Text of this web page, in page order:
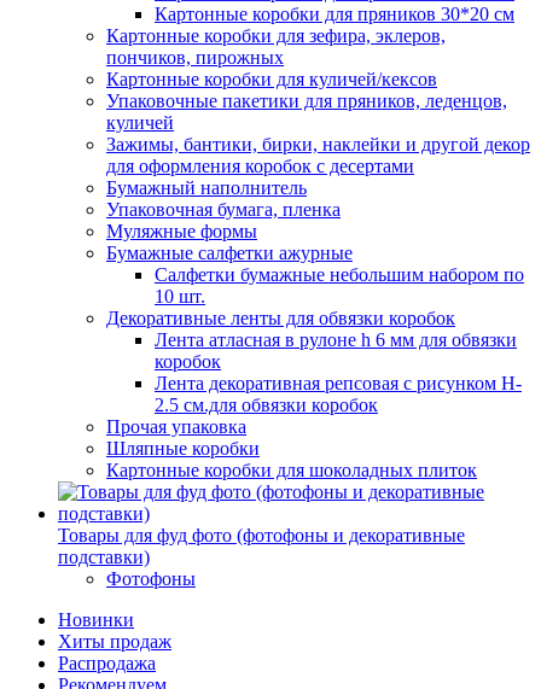
Картонные коробки для пряников 30*20 см
Картонные коробки для зефира, эклеров,
пончиков, пирожных
Картонные коробки для куличей/кексов
Упаковочные пакетики для пряников, леденцов,
куличей
Зажимы, бантики, бирки, наклейки и другой декор
для оформления коробок с десертами
Бумажный наполнитель
Упаковочная бумага, пленка
Муляжные формы
Бумажные салфетки ажурные
Салфетки бумажные небольшим набором по
10 шт.
Декоративные ленты для обвязки коробок
Лента атласная в рулоне h 6 мм для обвязки
коробок
Лента декоративная репсовая с рисунком H-
2.5 см.для обвязки коробок
Прочая упаковка
Шляпные коробки
Картонные коробки для шоколадных плиток
Товары для фуд фото (фотофоны и декоративные
подставки)
Фотофоны
Новинки
Хиты продаж
Распродажа
Рекомендуем